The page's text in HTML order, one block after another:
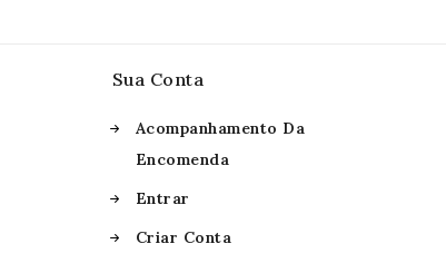
Sua Conta
Acompanhamento Da
Encomenda
Entrar
Criar Conta